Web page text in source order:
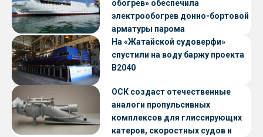
обогрев» обеспечила
электрообогрев донно-бортовой
арматуры парома
«Петропавловск» проекта CNF22
На «Жатайской судоверфи»
спустили на воду баржу проекта
В2040
ОСК создаст отечественные
аналоги пропульсивных
комплексов для глиссирующих
катеров, скоростных судов и